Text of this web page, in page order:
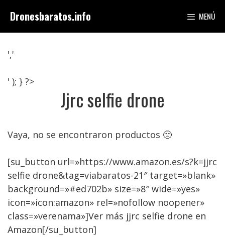
contenido
Dronesbaratos.info MENÚ
','
' ); } ?>
Jjrc selfie drone
Vaya, no se encontraron productos 🙁
[su_button url=»https://www.amazon.es/s?k=jjrc
selfie drone&tag=viabaratos-21″ target=»blank»
background=»#ed702b» size=»8″ wide=»yes»
icon=»icon:amazon» rel=»nofollow noopener»
class=»verenama»]Ver más jjrc selfie drone en
Amazon[/su_button]